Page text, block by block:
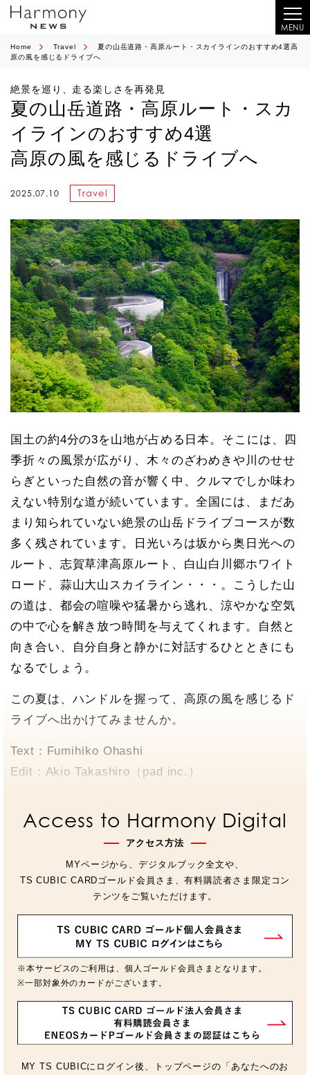
MENU
Home Travel
夏の山岳道路・高原ルート・スカイラインのおすすめ4選高
原の風を感じるドライブへ
絶景を巡り、走る楽しさを再発見
夏の山岳道路・高原ルート・スカ
イラインのおすすめ4選
高原の風を感じるドライブへ
2025.07.10 Travel
国土の約4分の3を山地が占める日本。そこには、四
季折々の風景が広がり、木々のざわめきや川のせせ
らぎといった自然の音が響く中、クルマでしか味わ
えない特別な道が続いています。全国には、まだあ
まり知られていない絶景の山岳ドライブコースが数
多く残されています。日光いろは坂から奥日光への
ルート、志賀草津高原ルート、白山白川郷ホワイト
ロード、蒜山大山スカイライン・・・。こうした山
の道は、都会の喧噪や猛暑から逃れ、涼やかな空気
の中で心を解き放つ時間を与えてくれます。自然と
向き合い、自分自身と静かに対話するひとときにも
なるでしょう。
この夏は、ハンドルを握って、高原の風を感じるド
ライブへ出かけてみませんか。
Text：Fumihiko Ohashi
Edit：Akio Takashiro（pad inc.）
Access to Harmony Digital
アクセス方法
MYページから、デジタルブック全文や、
TS CUBIC CARDゴールド会員さま、有料購読者さま限定コン
テンツをご覧いただけます。
※本サービスのご利用は、個人ゴールド会員さまとなります。
※一部対象外のカードがございます。
MY TS CUBICにログイン後、トップページの「あなたへのお